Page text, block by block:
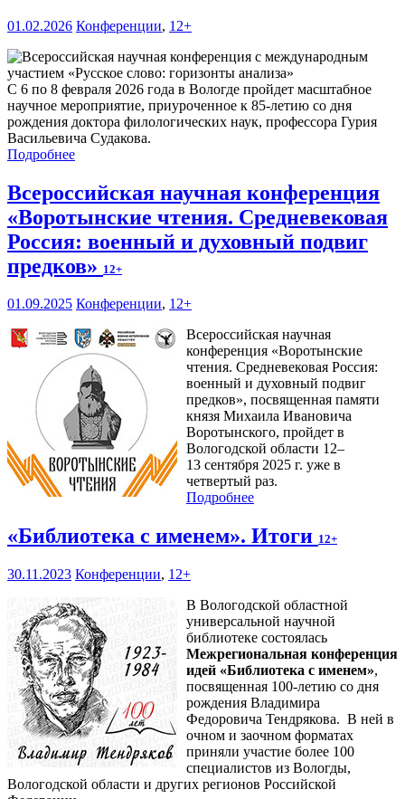
01.02.2026 Конференции, 12+
С 6 по 8 февраля 2026 года в Вологде пройдет масштабное
научное мероприятие, приуроченное к 85-летию со дня
рождения доктора филологических наук, профессора Гурия
Васильевича Судакова.
Подробнее
Всероссийская научная конференция
«Воротынские чтения. Средневековая
Россия: военный и духовный подвиг
предков» 12+
01.09.2025 Конференции, 12+
Всероссийская научная
конференция «Воротынские
чтения. Средневековая Россия:
военный и духовный подвиг
предков», посвященная памяти
князя Михаила Ивановича
Воротынского, пройдет в
Вологодской области 12–
13 сентября 2025 г. уже в
четвертый раз.
Подробнее
«Библиотека с именем». Итоги 12+
30.11.2023 Конференции, 12+
В Вологодской областной
универсальной научной
библиотеке состоялась
Межрегиональная конференция
идей «Библиотека с именем»,
посвященная 100-летию со дня
рождения Владимира
Федоровича Тендрякова. В ней в
очном и заочном форматах
приняли участие более 100
специалистов из Вологды,
Вологодской области и других регионов Российской